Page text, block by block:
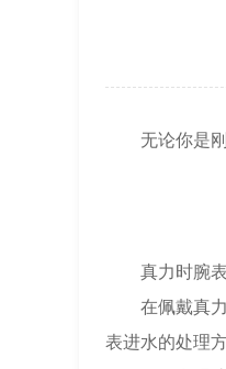
无论你是刚
真力时腕表
在佩戴真力
表进水的处理